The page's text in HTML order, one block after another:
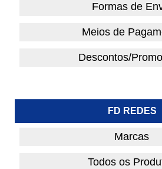
Formas de
Meios de
Descontos/
FD REDES
Marcas
Todos os